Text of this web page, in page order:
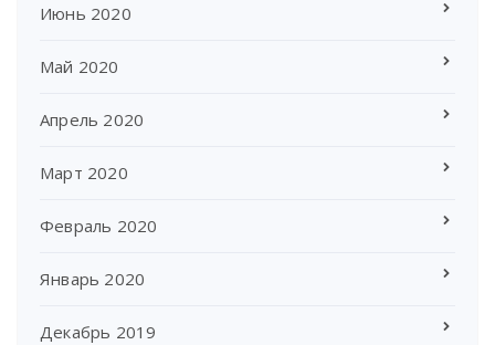
Июнь 2020
Май 2020
Апрель 2020
Март 2020
Февраль 2020
Январь 2020
Декабрь 2019